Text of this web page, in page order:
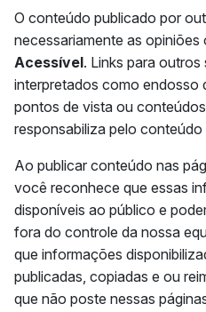
O conteúdo publicado por
necessariamente as opiniões
Acessível. Links para
interpretados como endosso
pontos de vista ou
responsabiliza pelo
Ao publicar conteúdo nas
você reconhece que essas
disponíveis ao público e
fora do controle da nossa
que informações
publicadas, copiadas e ou
que não poste nessas